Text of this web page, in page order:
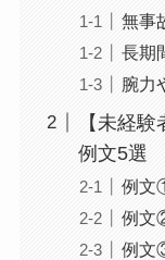
無事
長期
腕力
【未経
例文5選
例文
例文
例文